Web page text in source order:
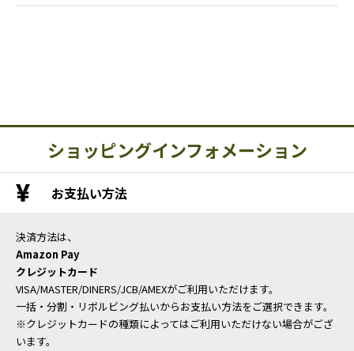
ショッピングインフォメーション
お支払い方法
決済方法は、
Amazon Pay
クレジットカード
VISA/MASTER/DINERS/JCB/AMEXがご利用いただけます。
一括・分割・リボルビング払いからお支払い方法をご選択できます。
※クレジットカードの種類によってはご利用いただけない場合がござ
います。